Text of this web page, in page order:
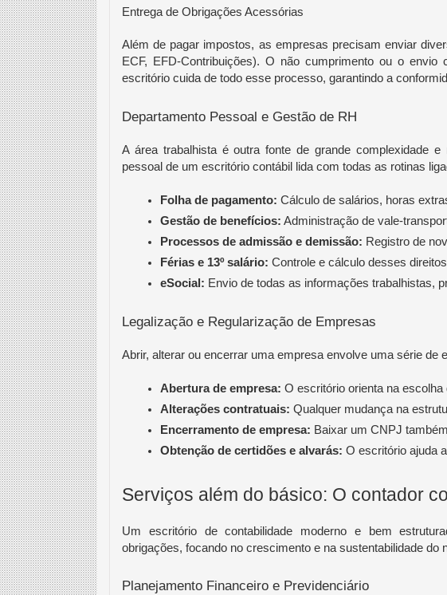
Entrega de Obrigações Acessórias
Além de pagar impostos, as empresas precisam enviar
ECF, EFD-Contribuições). O não cumprimento ou o
escritório cuida de todo esse processo, garantindo a
Departamento Pessoal e Gestão de RH
A área trabalhista é outra fonte de grande complexidade
pessoal de um escritório contábil lida com todas as rotinas
Folha de pagamento: Cálculo de salários, horas
Gestão de benefícios: Administração de vale-
Processos de admissão e demissão: Registro de
Férias e 13º salário: Controle e cálculo desses
eSocial: Envio de todas as informações trabalhistas,
Legalização e Regularização de Empresas
Abrir, alterar ou encerrar uma empresa envolve uma série de
Abertura de empresa: O escritório orienta na
Alterações contratuais: Qualquer mudança na
Encerramento de empresa: Baixar um CNPJ
Obtenção de certidões e alvarás: O escritório ajuda
Serviços além do básico: O contador
Um escritório de contabilidade moderno e bem
obrigações, focando no crescimento e na sustentabilidade do
Planejamento Financeiro e Previdenciário